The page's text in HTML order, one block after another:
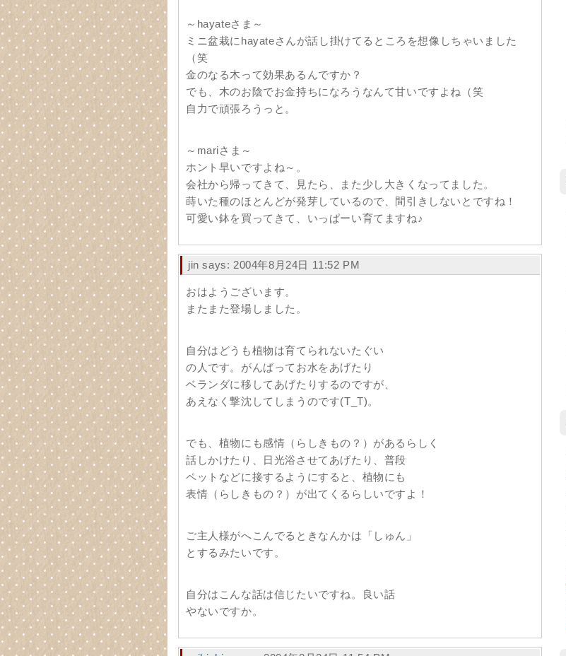
～hayateさま～
ミニ盆栽にhayateさんが話し掛けてるところを想像しちゃいました
（笑
金のなる木って効果あるんですか？
でも、木のお陰でお金持ちになろうなんて甘いですよね（笑
自力で頑張ろうっと。
～mariさま～
ホント早いですよね～。
会社から帰ってきて、見たら、また少し大きくなってました。
蒔いた種のほとんどが発芽しているので、間引きしないとですね！
可愛い鉢を買ってきて、いっぱーい育てますね♪
jin says: 2004年8月24日 11:52 PM
おはようございます。
またまた登場しました。
自分はどうも植物は育てられないたぐい
の人です。がんばってお水をあげたり
ベランダに移してあげたりするのですが、
あえなく撃沈してしまうのです(T_T)。
でも、植物にも感情（らしきもの？）があるらしく
話しかけたり、日光浴させてあげたり、普段
ペットなどに接するようにすると、植物にも
表情（らしきもの？）が出てくるらしいですよ！
ご主人様がへこんでるときなんかは「しゅん」
とするみたいです。
自分はこんな話は信じたいですね。良い話
やないですか。